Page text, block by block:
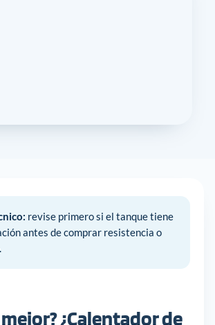
revise primero si el tanque tiene
antes de comprar resistencia o
mejor? ¿Calentador de